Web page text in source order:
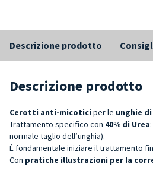
Descrizione prodotto
Descrizione prodotto
Cerotti anti-micotici per le unghie
Trattamento specifico con 40% di Urea
normale taglio dell’unghia).
È fondamentale iniziare il trattamento
Con pratiche illustrazioni per la